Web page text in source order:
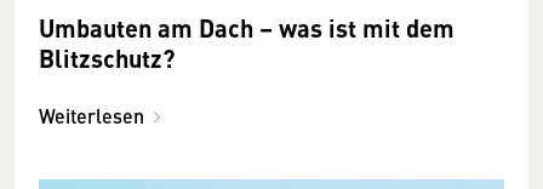
Umbauten am Dach – was ist mit dem
Blitzschutz?
Weiterlesen